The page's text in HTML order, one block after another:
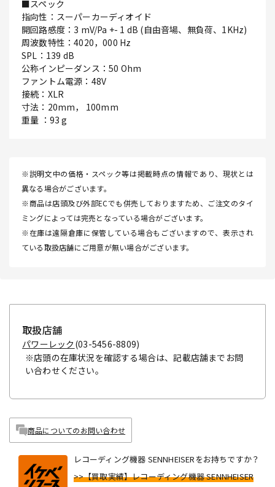
■スペック
指向性：スーパーカーディオイド
開回路感度：3 mV/Pa +- 1 dB (自由音場、無負荷、1KHz)
周波数特性：4020，000 Hz
SPL：139 dB
公称インピーダンス：50 Ohm
ファントム電源：48V
接続：XLR
寸法：20mm， 100mm
重量 ：93 g
※説明文中の価格・スペック等は掲載時点の情報であり、現状とは
異なる場合がございます。
※商品は店頭及び外部ECでも併売しておりますため、ご注文のタイ
ミングによっては完売となっている場合がございます。
※在庫は遠隔倉庫に保管している場合もございますので、表示され
ている取扱店舗にご用意が無い場合がございます。
取扱店舗
パワーレック (03-5456-8809)
※店頭の在庫状況を確認する場合は、記載店舗までお問
い合わせください。
商品についてのお問い合わせ
レコーディング機器 SENNHEISERをお持ちですか？
>>【買取実績】レコーディング機器 SENNHEISER